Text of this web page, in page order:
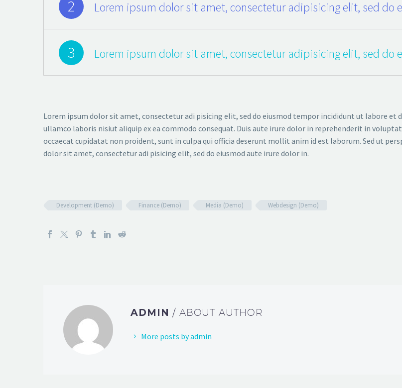
2 Lorem ipsum dolor sit amet, consectetur adipisicing elit, sed do
3 Lorem ipsum dolor sit amet, consectetur adipisicing elit, sed do
Lorem ipsum dolor sit amet, consectetur adi pisicing elit, sed do eiusmod tempor incididunt ut labore et
ullamco laboris nisiut aliquip ex ea commodo consequat. Duis aute irure dolor in reprehenderit in
occaecat cupidatat non proident, sunt in culpa qui officia deserunt mollit anim id est laborum. Sed ut
dolor sit amet, consectetur adi pisicing elit, sed do eiusmod aute irure dolor in.
Development (Demo) Finance (Demo) Media (Demo) Webdesign (Demo)
ADMIN / ABOUT AUTHOR
More posts by admin